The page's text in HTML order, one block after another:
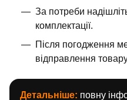
За потреби
комплектації.
Після погодження
відправлення
Детальніше: повну